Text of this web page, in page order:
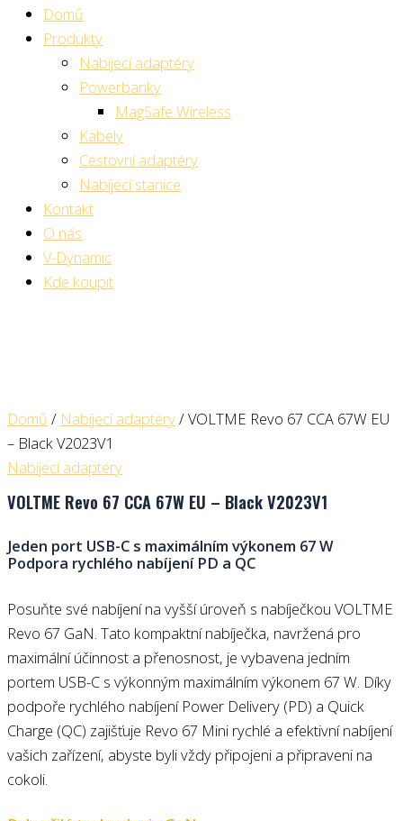
Domů
Produkty
Nabíjecí adaptéry
Powerbanky
MagSafe Wireless
Kabely
Cestovní adaptéry
Nabíjecí stanice
Kontakt
O nás
V-Dynamic
Kde koupit
Domů / Nabíjecí adaptéry/ VOLTME Revo 67 CCA 67W EU
– Black V2023V1
Nabíjecí adaptéry
VOLTME Revo 67 CCA 67W EU – Black V2023V1
Jeden port USB-C s maximálním výkonem 67 W
Podpora rychlého nabíjení PD a QC
Posuňte své nabíjení na vyšší úroveň s nabíječkou VOLTME
Revo 67 GaN. Tato kompaktní nabíječka, navržená pro
maximální účinnost a přenosnost, je vybavena jedním
portem USB-C s výkonným maximálním výkonem 67 W. Díky
podpoře rychlého nabíjení Power Delivery (PD) a Quick
Charge (QC) zajišťuje Revo 67 Mini rychlé a efektivní nabíjení
vašich zařízení, abyste byli vždy připojeni a připraveni na
cokoli.